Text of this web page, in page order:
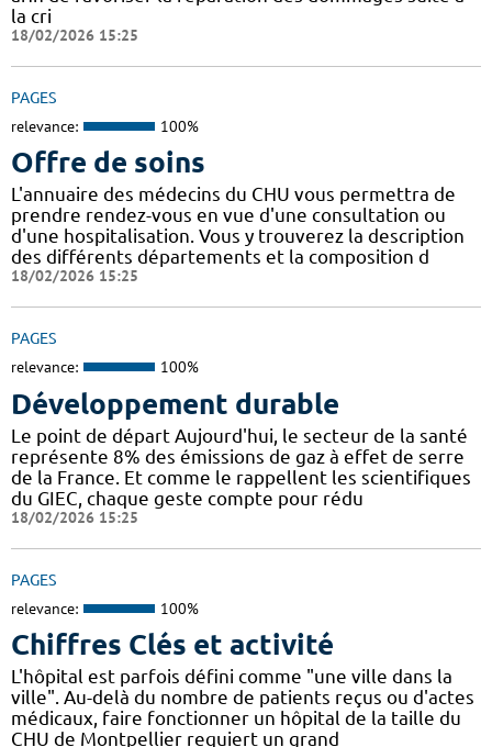
la cri
18/02/2026 15:25
PAGES
relevance: 100%
Offre de soins
L'annuaire des médecins du CHU vous permettra de
prendre rendez-vous en vue d'une consultation ou
d'une hospitalisation. Vous y trouverez la description
des différents départements et la composition d
18/02/2026 15:25
PAGES
relevance: 100%
Développement durable
Le point de départ Aujourd'hui, le secteur de la santé
représente 8% des émissions de gaz à effet de serre
de la France. Et comme le rappellent les scientifiques
du GIEC, chaque geste compte pour rédu
18/02/2026 15:25
PAGES
relevance: 100%
Chiffres Clés et activité
L'hôpital est parfois défini comme "une ville dans la
ville". Au-delà du nombre de patients reçus ou d'actes
médicaux, faire fonctionner un hôpital de la taille du
CHU de Montpellier requiert un grand